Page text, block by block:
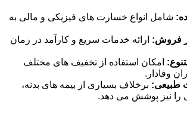
شامل انواع خسارت های فیزیکی و مالی به
فروش: ارائه خدمات سریع و کارآمد در زمان
امکان استفاده از تخفیف های مختلف
وفادار.
طبیعی: برخلاف بسیاری از بیمه های بدنه،
را نیز پوشش می دهد.